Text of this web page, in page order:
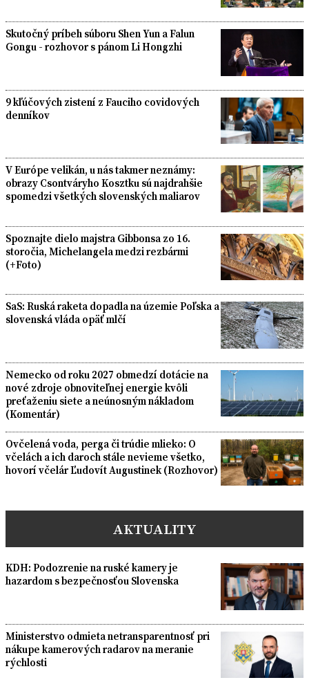
Skutočný príbeh súboru Shen Yun a Falun
Gongu - rozhovor s pánom Li Hongzhi
9 kľúčových zistení z Fauciho covidových
denníkov
V Európe velikán, u nás takmer neznámy:
obrazy Csontváryho Kosztku sú najdrahšie
spomedzi všetkých slovenských maliarov
Spoznajte dielo majstra Gibbonsa zo 16.
storočia, Michelangela medzi rezbármi
(+Foto)
SaS: Ruská raketa dopadla na územie Poľska a
slovenská vláda opäť mlčí
Nemecko od roku 2027 obmedzí dotácie na
nové zdroje obnoviteľnej energie kvôli
preťaženiu siete a neúnosným nákladom
(Komentár)
Ovčelená voda, perga či trúdie mlieko: O
včelách a ich daroch stále nevieme všetko,
hovorí včelár Ľudovít Augustinek (Rozhovor)
AKTUALITY
KDH: Podozrenie na ruské kamery je
hazardom s bezpečnosťou Slovenska
Ministerstvo odmieta netransparentnosť pri
nákupe kamerových radarov na meranie
rýchlosti